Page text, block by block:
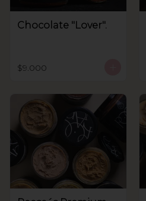
Chocolate "Lover".
$9.000